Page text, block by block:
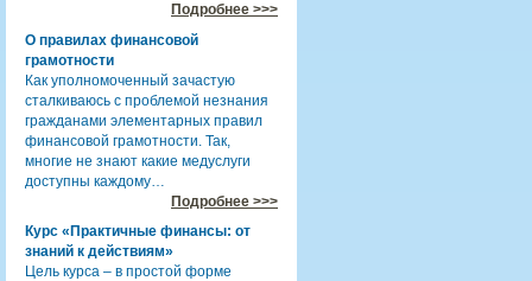
Подробнее >>>
О правилах финансовой
грамотности
Как уполномоченный зачастую
сталкиваюсь с проблемой незнания
гражданами элементарных правил
финансовой грамотности. Так,
многие не знают какие медуслуги
доступны каждому…
Подробнее >>>
Курс «Практичные финансы: от
знаний к действиям»
Цель курса – в простой форме